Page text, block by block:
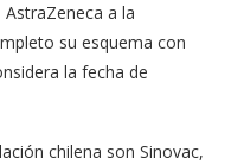
a la
su esquema con
la fecha de
chilena son Sinovac,